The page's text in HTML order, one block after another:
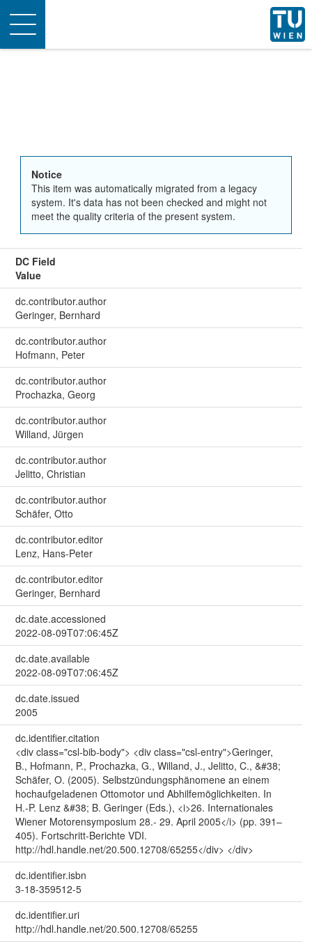
Toggle
navigation
Notice
This item was automatically migrated from a legacy
system. It's data has not been checked and might not
meet the quality criteria of the present system.
DC Field
Value
dc.contributor.author
Geringer, Bernhard
dc.contributor.author
Hofmann, Peter
dc.contributor.author
Prochazka, Georg
dc.contributor.author
Willand, Jürgen
dc.contributor.author
Jelitto, Christian
dc.contributor.author
Schäfer, Otto
dc.contributor.editor
Lenz, Hans-Peter
dc.contributor.editor
Geringer, Bernhard
dc.date.accessioned
2022-08-09T07:06:45Z
dc.date.available
2022-08-09T07:06:45Z
dc.date.issued
2005
dc.identifier.citation
<div class="csl-bib-body"> <div class="csl-entry">Geringer,
B., Hofmann, P., Prochazka, G., Willand, J., Jelitto, C., &#38;
Schäfer, O. (2005). Selbstzündungsphänomene an einem
hochaufgeladenen Ottomotor und Abhilfemöglichkeiten. In
H.-P. Lenz &#38; B. Geringer (Eds.), <i>26. Internationales
Wiener Motorensymposium 28.- 29. April 2005</i> (pp. 391–
405). Fortschritt-Berichte VDI.
http://hdl.handle.net/20.500.12708/65255</div> </div>
dc.identifier.isbn
3-18-359512-5
dc.identifier.uri
http://hdl.handle.net/20.500.12708/65255